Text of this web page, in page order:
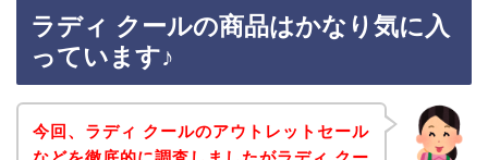
ラディ クールの商品はかなり気に入
っています♪
今回、ラディ クールのアウトレットセール